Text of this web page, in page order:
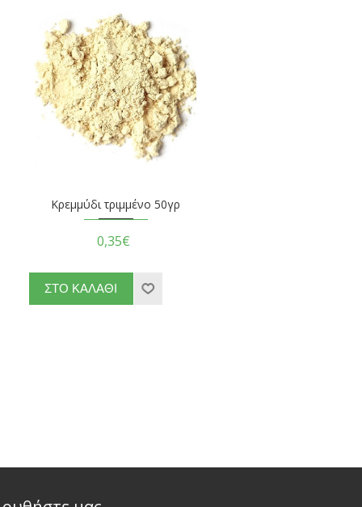
Κρεμμύδι τριμμένο 50γρ
0,35€